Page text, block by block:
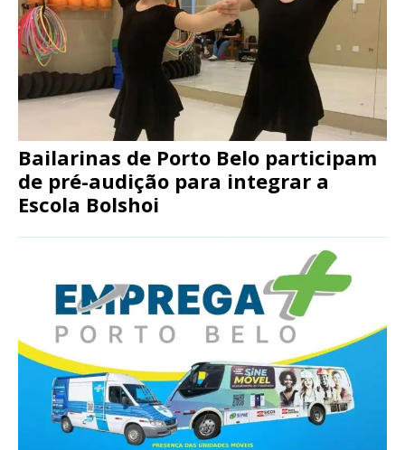
Bailarinas de Porto Belo participam
de pré-audição para integrar a
Escola Bolshoi